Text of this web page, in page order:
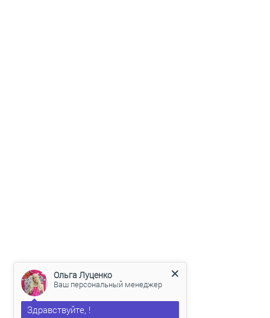
Ольга Луценко
Ваш персональный менеджер
Здравствуйте, !